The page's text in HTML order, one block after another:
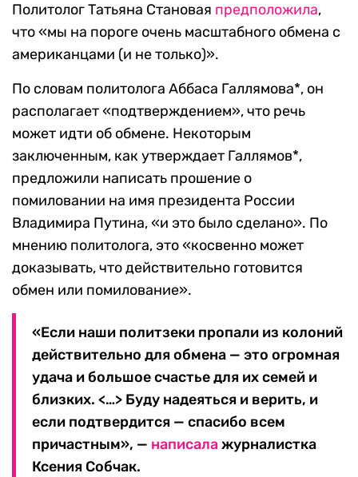
Политолог Татьяна Становая предположила,
что «мы на пороге очень масштабного обмена с
американцами (и не только)».
По словам политолога Аббаса Галлямова*, он
располагает «подтверждением», что речь
может идти об обмене. Некоторым
заключенным, как утверждает Галлямов*,
предложили написать прошение о
помиловании на имя президента России
Владимира Путина, «и это было сделано». По
мнению политолога, это «косвенно может
доказывать, что действительно готовится
обмен или помилование».
«Если наши политзеки пропали из колоний
действительно для обмена — это огромная
удача и большое счастье для их семей и
близких. <…> Буду надеяться и верить, и
если подтвердится — спасибо всем
причастным», — написалажурналистка
Ксения Собчак.